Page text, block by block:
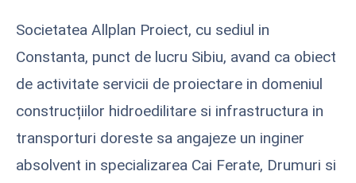
Societatea Allplan Proiect, cu sediul in
Constanta, punct de lucru Sibiu, avand ca obiect
de activitate servicii de proiectare in domeniul
construcțiilor hidroedilitare si infrastructura in
transporturi doreste sa angajeze un inginer
absolvent in specializarea Cai Ferate, Drumuri si